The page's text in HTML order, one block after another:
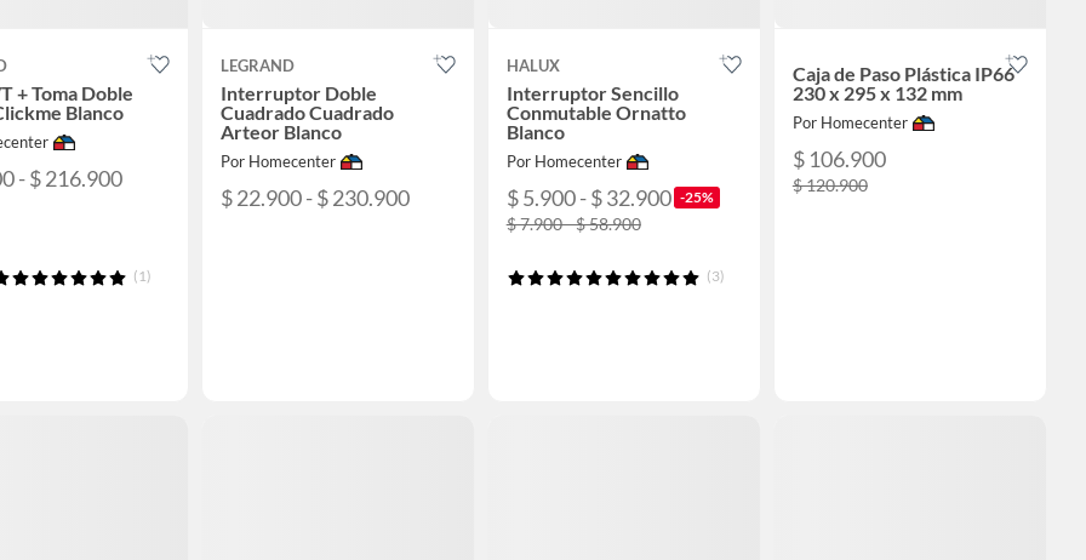
+ Toma Doble
Blanco
- $ 216.900
(1)
LEGRAND
Interruptor Doble
Cuadrado Cuadrado
Arteor Blanco
Por Homecenter
$ 22.900 - $ 230.900
HALUX
Interruptor Sencillo
Conmutable Ornatto
Blanco
Por Homecenter
$ 5.900 - $ 32.900 -25%
$ 7.900 - $ 58.900
(3)
Caja de Paso Plástica IP66
230 x 295 x 132 mm
Por Homecenter
$ 106.900
$ 120.900